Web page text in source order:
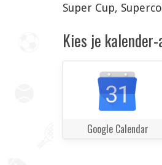
Super Cup,
Kies je
Google Calendar